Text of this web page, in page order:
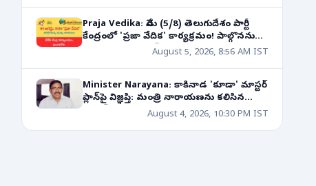
Praja Vedika: నేడు (5/8) తెలుగుదేశం పార్టీ
కేంద్రంలో 'ప్రజా వేదిక' కార్యక్రమం! పాల్గొననున్న
నాయకుల షెడ్యూల్!August 5, 2026, 8:56 AM IST
Minister Narayana: కాకినాడ 'కూడా' మాస్టర్
ప్లాన్‌పై విజ్ఞప్తి: మంత్రి నారాయణను కలిసిన
క్రెడాయ్ ప్రతినిధులు!August 4, 2026, 10:30 PM IST